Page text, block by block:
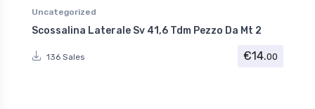
Uncategorized
Scossalina Laterale Sv 41,6 Tdm Pezzo Da Mt 2
136 Sales €14.00